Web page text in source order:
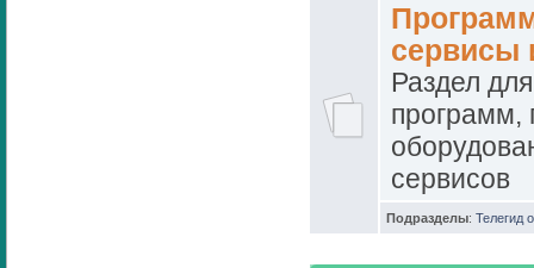
сервисы
Раздел
программ,
сервисов
Подразделы: Телегид